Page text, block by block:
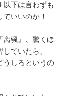
下は言わずも
いいのか！
离骚』、驚くほ
ていたら、
うしろというの